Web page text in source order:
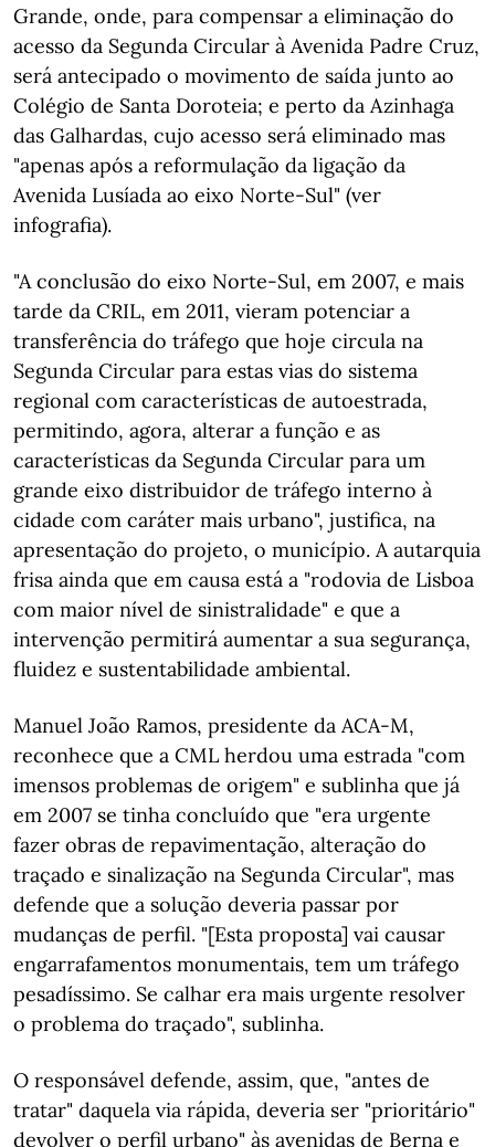
Grande, onde, para compensar a eliminação do
acesso da Segunda Circular à Avenida Padre Cruz,
será antecipado o movimento de saída junto ao
Colégio de Santa Doroteia; e perto da Azinhaga
das Galhardas, cujo acesso será eliminado mas
"apenas após a reformulação da ligação da
Avenida Lusíada ao eixo Norte-Sul" (ver
infografia).
"A conclusão do eixo Norte-Sul, em 2007, e mais
tarde da CRIL, em 2011, vieram potenciar a
transferência do tráfego que hoje circula na
Segunda Circular para estas vias do sistema
regional com características de autoestrada,
permitindo, agora, alterar a função e as
características da Segunda Circular para um
grande eixo distribuidor de tráfego interno à
cidade com caráter mais urbano", justifica, na
apresentação do projeto, o município. A autarquia
frisa ainda que em causa está a "rodovia de Lisboa
com maior nível de sinistralidade" e que a
intervenção permitirá aumentar a sua segurança,
fluidez e sustentabilidade ambiental.
Manuel João Ramos, presidente da ACA-M,
reconhece que a CML herdou uma estrada "com
imensos problemas de origem" e sublinha que já
em 2007 se tinha concluído que "era urgente
fazer obras de repavimentação, alteração do
traçado e sinalização na Segunda Circular", mas
defende que a solução deveria passar por
mudanças de perfil. "[Esta proposta] vai causar
engarrafamentos monumentais, tem um tráfego
pesadíssimo. Se calhar era mais urgente resolver
o problema do traçado", sublinha.
O responsável defende, assim, que, "antes de
tratar" daquela via rápida, deveria ser "prioritário"
devolver o perfil urbano" às avenidas de Berna e